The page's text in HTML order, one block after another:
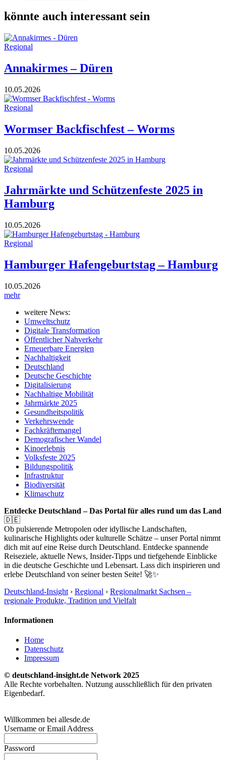
könnte auch interessant sein
Regional
Annakirmes – Düren
10.05.2026
Regional
Wormser Backfischfest – Worms
10.05.2026
Regional
Jahrmärkte und Schützenfeste 2025 in
Hamburg
10.05.2026
Regional
Hamburger Hafengeburtstag – Hamburg
10.05.2026
mehr
weitere News:
Umweltschutz
Digitale Transformation
Öffentlicher Nahverkehr
Erneuerbare Energien
Nachhaltigkeit
Deutschland
Deutsche Geschichte
Digitalisierung
Nachhaltige Mobilität
Jahrmärkte 2025
Gesundheitspolitik
Verkehrswende
Fachkräftemangel
Demografischer Wandel
Kinoerlebnis
Volksfeste 2025
Bildungspolitik
Infrastruktur
Biodiversität
Klimaschutz
Entdecke Deutschland – Das Portal für alles rund um das Land
🇩🇪
Ob pulsierende Metropolen oder idyllische Landschaften,
kulinarische Highlights oder kulturelle Schätze – unser Portal nimmt
dich mit auf eine Reise durch Deutschland. Entdecke spannende
Reiseziele, aktuelle News, Insider-Tipps und tiefgehende Einblicke
in die deutsche Geschichte und Lebensart. Lass dich inspirieren und
erlebe Deutschland von seiner besten Seite! 🚀✨
Deutschland-Insight › Regional › Regionalmarkt Sachsen –
regionale Produkte, Tradition und Vielfalt
Informationen
Home
Datenschutz
Impressum
© deutschland-insight.de Network 2025
Alle Rechte vorbehalten. Nutzung ausschließlich für den privaten
Eigenbedarf.
Willkommen bei allesde.de
Username or Email Address
Password